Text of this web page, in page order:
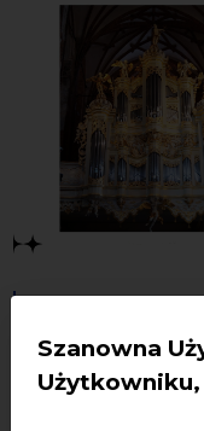
Szanowna
Użytkowniku,
Koncert